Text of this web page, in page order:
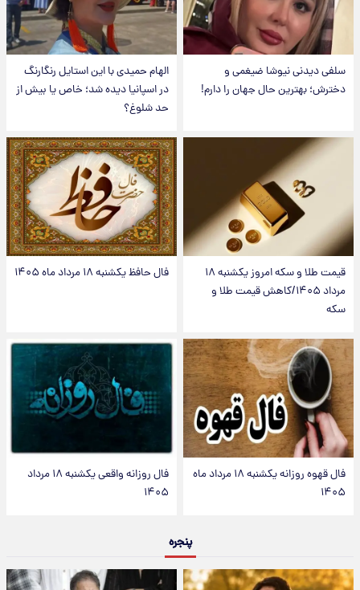
سلفی دیدنی نیوشا ضیغمی و
دخترش؛ بهترین حال جهان را دارم!
الهام حمیدی با این استایل رنگارنگ
در اسپانیا دیده شد؛ خاص یا بیش از
حد شلوغ؟
قیمت طلا و سکه امروز یکشنبه ۱۸
مرداد ۱۴۰۵/کاهش قیمت طلا و
سکه
فال حافظ یکشنبه ۱۸ مرداد ماه ۱۴۰۵
فال قهوه روزانه یکشنبه ۱۸ مرداد ماه
۱۴۰۵
فال روزانه واقعی یکشنبه ۱۸ مرداد
۱۴۰۵
پنجره